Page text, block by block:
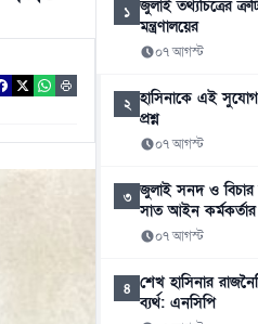
১ জুলাই তথ্যচিত্রের
মন্ত্রণালয়ের
০৭ আগস্ট
২ হাসিনাকে এই সুযোগ
প্রশ্ন
০৭ আগস্ট
৩ জুলাই সনদ ও বিচার
সাত আইন
০৭ আগস্ট
৪ শেখ হাসিনার
ব্যর্থ: এনসিপি